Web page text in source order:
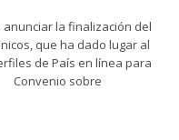
la finalización del
que ha dado lugar al
de País en línea para
Convenio sobre